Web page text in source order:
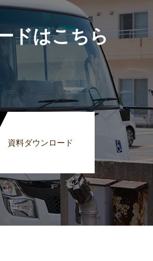
ドはこちら
資料ダウンロード